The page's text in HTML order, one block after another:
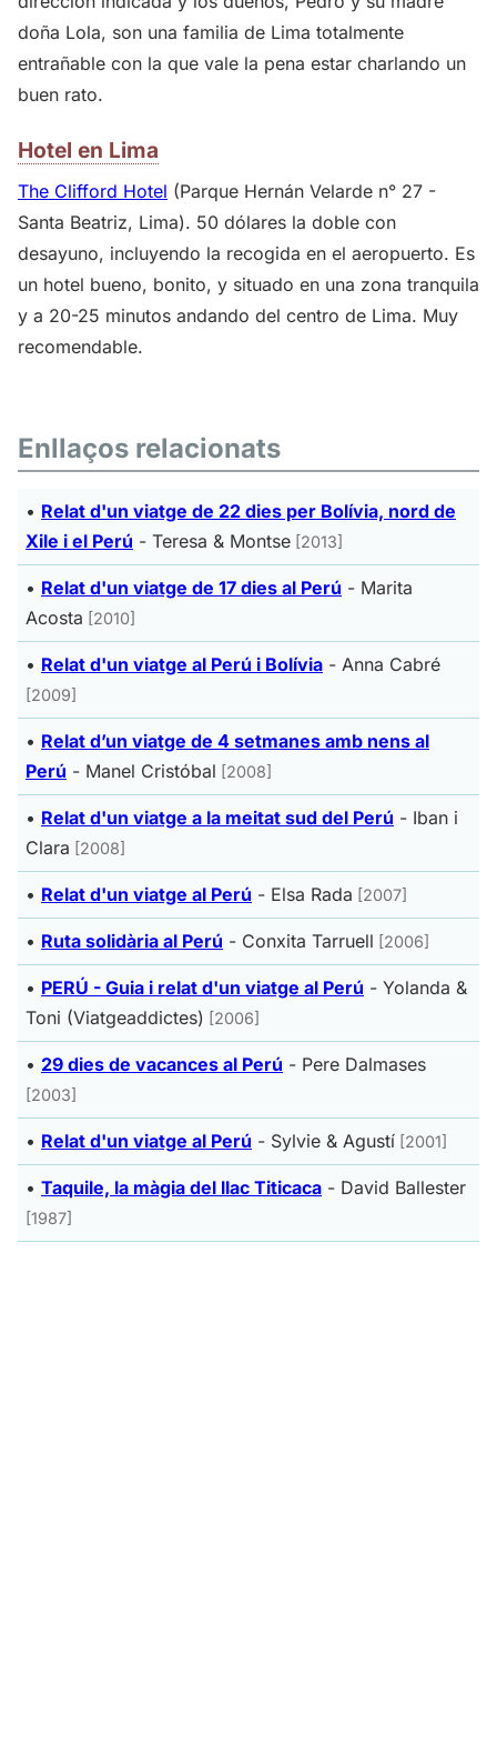
doña Lola, son una familia de Lima totalmente
entrañable con la que vale la pena estar charlando un
buen rato.
Hotel en Lima
The Clifford Hotel (Parque Hernán Velarde n° 27 -
Santa Beatriz, Lima). 50 dólares la doble con
desayuno, incluyendo la recogida en el aeropuerto. Es
un hotel bueno, bonito, y situado en una zona tranquila
y a 20-25 minutos andando del centro de Lima. Muy
recomendable.
Enllaços relacionats
• Relat d'un viatge de 22 dies per Bolívia, nord de
Xile i el Perú - Teresa & Montse [2013]
• Relat d'un viatge de 17 dies al Perú - Marita
Acosta [2010]
• Relat d'un viatge al Perú i Bolívia - Anna Cabré
[2009]
• Relat d’un viatge de 4 setmanes amb nens al
Perú - Manel Cristóbal [2008]
• Relat d'un viatge a la meitat sud del Perú - Iban i
Clara [2008]
• Relat d'un viatge al Perú - Elsa Rada [2007]
• Ruta solidària al Perú - Conxita Tarruell [2006]
• PERÚ - Guia i relat d'un viatge al Perú - Yolanda &
Toni (Viatgeaddictes) [2006]
• 29 dies de vacances al Perú - Pere Dalmases
[2003]
• Relat d'un viatge al Perú - Sylvie & Agustí [2001]
• Taquile, la màgia del llac Titicaca - David Ballester
[1987]